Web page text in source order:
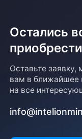
Остались
Оставьте
вам в ближайшее
на все